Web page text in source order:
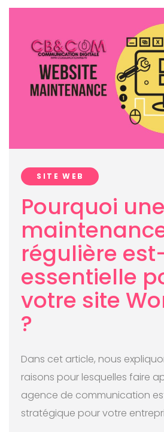
SITE WEB
Pourquoi une
régulière
essentielle
votre site
?
Dans cet article, nous
raisons pour lesquelles faire
agence de communication
stratégique pour votre